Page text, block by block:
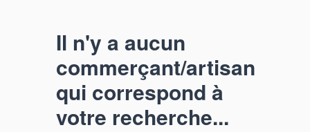
Il n'y a aucun
commerçant/artisan
qui correspond à
votre recherche...